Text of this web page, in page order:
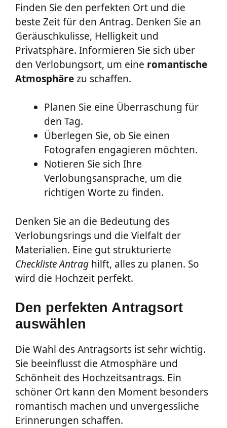
Finden Sie den perfekten Ort und die
beste Zeit für den Antrag. Denken Sie an
Geräuschkulisse, Helligkeit und
Privatsphäre. Informieren Sie sich über
den Verlobungsort, um eine romantische
Atmosphärezu schaffen.
Planen Sie eine Überraschung für
den Tag.
Überlegen Sie, ob Sie einen
Fotografen engagieren möchten.
Notieren Sie sich Ihre
Verlobungsansprache, um die
richtigen Worte zu finden.
Denken Sie an die Bedeutung des
Verlobungsrings und die Vielfalt der
Materialien. Eine gut strukturierte
Checkliste Antrag hilft, alles zu planen. So
wird die Hochzeit perfekt.
Den perfekten Antragsort
auswählen
Die Wahl des Antragsorts ist sehr wichtig.
Sie beeinflusst die Atmosphäre und
Schönheit des Hochzeitsantrags. Ein
schöner Ort kann den Moment besonders
romantisch machen und unvergessliche
Erinnerungen schaffen.